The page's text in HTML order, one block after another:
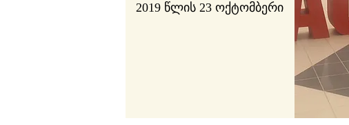
2019 წლის 23 ოქტომბერი